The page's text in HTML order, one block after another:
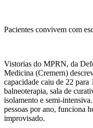
Pacientes convivem com
Vistorias do MPRN, da
Medicina (Cremern)
capacidade caiu de 22 para
balneoterapia, sala de
isolamento e semi-
pessoas por ano, funciona
improvisado.